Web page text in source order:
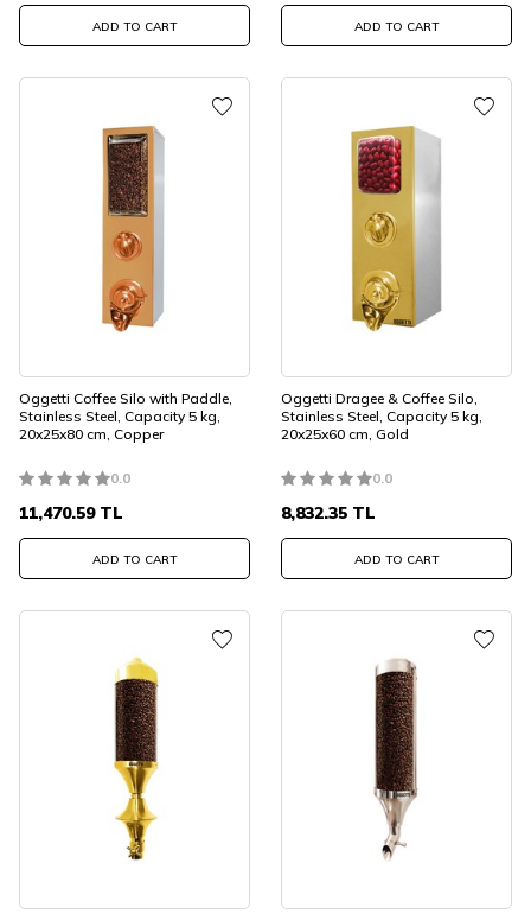
ADD TO CART ADD TO CART
Oggetti Coffee Silo with Paddle,
Stainless Steel, Capacity 5 kg,
20x25x80 cm, Copper
0.0
11,470.59TL
ADD TO CART
Oggetti Dragee & Coffee Silo,
Stainless Steel, Capacity 5 kg,
20x25x60 cm, Gold
0.0
8,832.35 TL
ADD TO CART